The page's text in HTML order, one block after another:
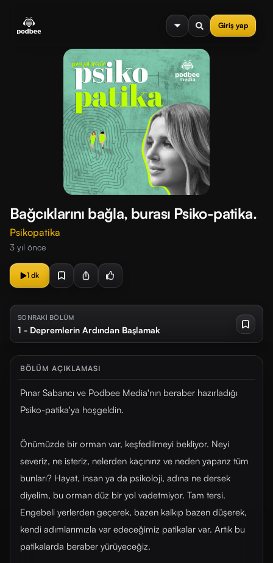
Giriş yap
menu
Bağcıklarını bağla, burası Psiko-patika.
Psikopatika
3 yıl önce
1 dk
SONRAKİ BÖLÜM
1 - Depremlerin Ardından Başlamak
BÖLÜM AÇIKLAMASI
Pınar Sabancı ve Podbee Media'nın beraber hazırladığı
Psiko-patika'ya hoşgeldin.
Önümüzde bir orman var, keşfedilmeyi bekliyor. Neyi
severiz, ne isteriz, nelerden kaçınırız ve neden yaparız tüm
bunları? Hayat, insan ya da psikoloji, adına ne dersek
diyelim, bu orman düz bir yol vadetmiyor. Tam tersi.
Engebeli yerlerden geçerek, bazen kalkıp bazen düşerek,
kendi adımlarımızla var edeceğimiz patikalar var. Artık bu
patikalarda beraber yürüyeceğiz.